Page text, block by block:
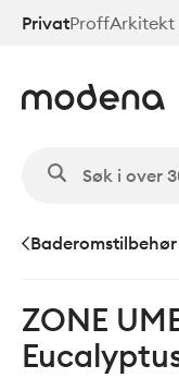
Hopp
PrivatProffArkitekt
Baderomstilbehør
ZONE